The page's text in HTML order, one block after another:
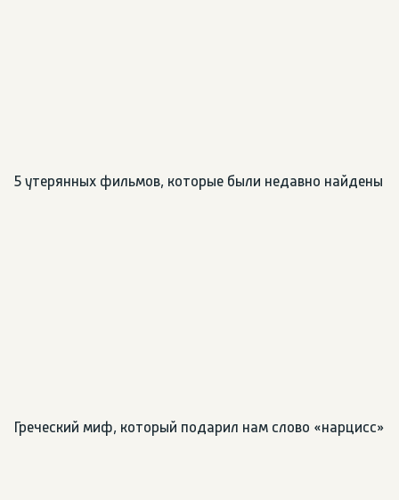
5 утерянных фильмов, которые были недавно найдены
Греческий миф, который подарил нам слово «нарцисс»